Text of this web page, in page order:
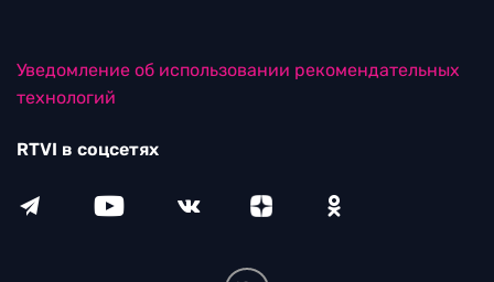
Уведомление об использовании рекомендательных
технологий
RTVI в соцсетях